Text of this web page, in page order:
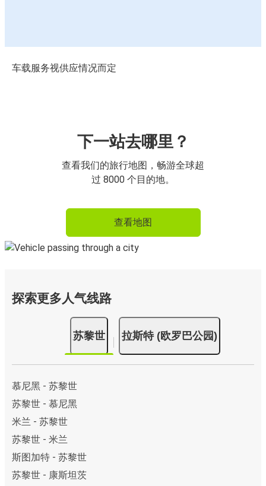
车载服务视供应情况而定
下一站去哪里？
查看我们的旅行地图，畅游全球超
过 8000 个目的地。
查看地图
探索更多人气线路
苏黎世 拉斯特 (欧罗巴公园)
慕尼黑 - 苏黎世
苏黎世 - 慕尼黑
米兰 - 苏黎世
苏黎世 - 米兰
斯图加特 - 苏黎世
苏黎世 - 康斯坦茨